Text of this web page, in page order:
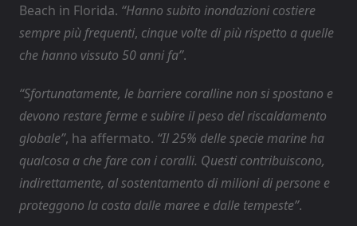
Beach in Florida. “Hanno subito inondazioni costiere
sempre più frequenti, cinque volte di più rispetto a quelle
che hanno vissuto 50 anni fa”.
“Sfortunatamente, le barriere coralline non si spostano e
devono restare ferme e subire il peso del riscaldamento
globale”, ha affermato. “Il 25% delle specie marine ha
qualcosa a che fare con i coralli. Questi contribuiscono,
indirettamente, al sostentamento di milioni di persone e
proteggono la costa dalle maree e dalle tempeste”.